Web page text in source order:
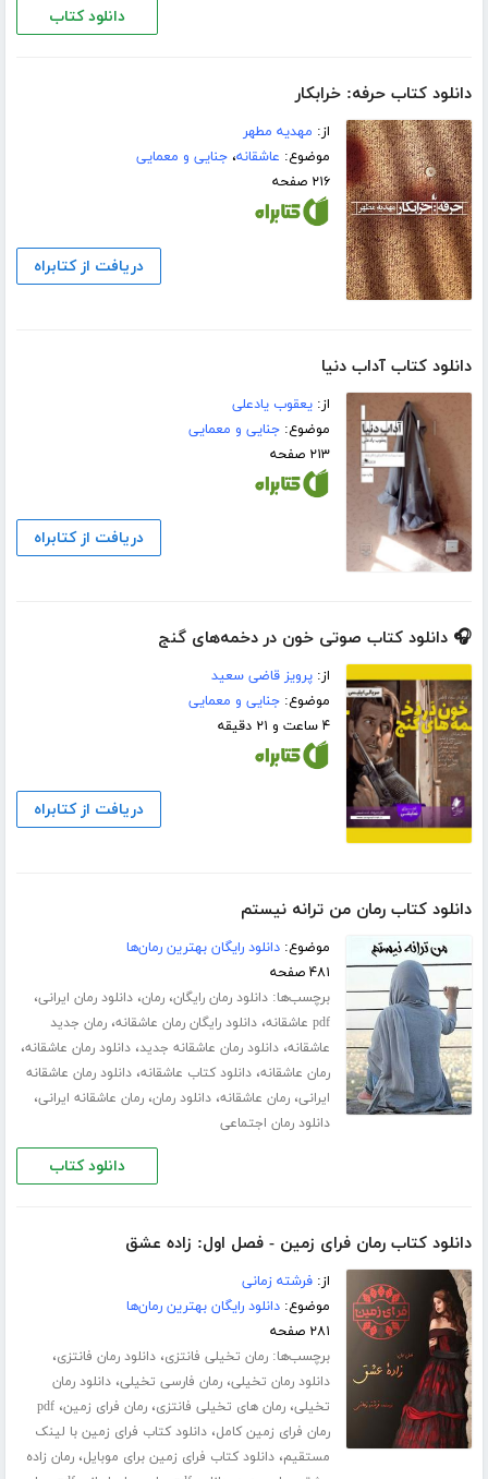
دانلود کتاب
دانلود کتاب حرفه: خرابکار
از: مهدیه مطهر
موضوع: عاشقانه،جنایی و معمایی
۲۱۶ صفحه
دریافت از کتابراه
دانلود کتاب آداب دنیا
از:یعقوب یادعلی
موضوع:جنایی و معمایی
۲۱۳ صفحه
دریافت از کتابراه
🎧 دانلود کتاب صوتی خون در دخمه‌های گنج
از:پرویز قاضی سعید
موضوع:جنایی و معمایی
۴ ساعت و ۲۱ دقیقه
دریافت از کتابراه
دانلود کتاب رمان من ترانه نیستم
موضوع:دانلود رایگان بهترین رمان‌ها
۴۸۱ صفحه
برچسب‌ها:دانلود رمان رایگان،رمان،دانلود رمان ایرانی،
pdf عاشقانه ،دانلود رایگان رمان عاشقانه،رمان جدید
عاشقانه،دانلود رمان عاشقانه جدید،دانلود رمان عاشقانه،
رمان عاشقانه،دانلود کتاب عاشقانه،دانلود رمان عاشقانه
ایرانی،رمان عاشقانه،دانلود رمان،رمان عاشقانه ایرانی،
دانلود رمان اجتماعی
دانلود کتاب
دانلود کتاب رمان فرای زمین - فصل اول: زاده عشق
از:فرشته زمانی
موضوع:دانلود رایگان بهترین رمان‌ها
۲۸۱ صفحه
برچسب‌ها:رمان تخیلی فانتزی،دانلود رمان فانتزی،
دانلود رمان تخیلی،رمان فارسی تخیلی،دانلود رمان
تخیلی،رمان های تخیلی فانتزی،رمان فرای زمین،pdf
رمان فرای زمین کامل،دانلود کتاب فرای زمین با لینک
مستقیم،دانلود کتاب فرای زمین برای موبایل،رمان زاده